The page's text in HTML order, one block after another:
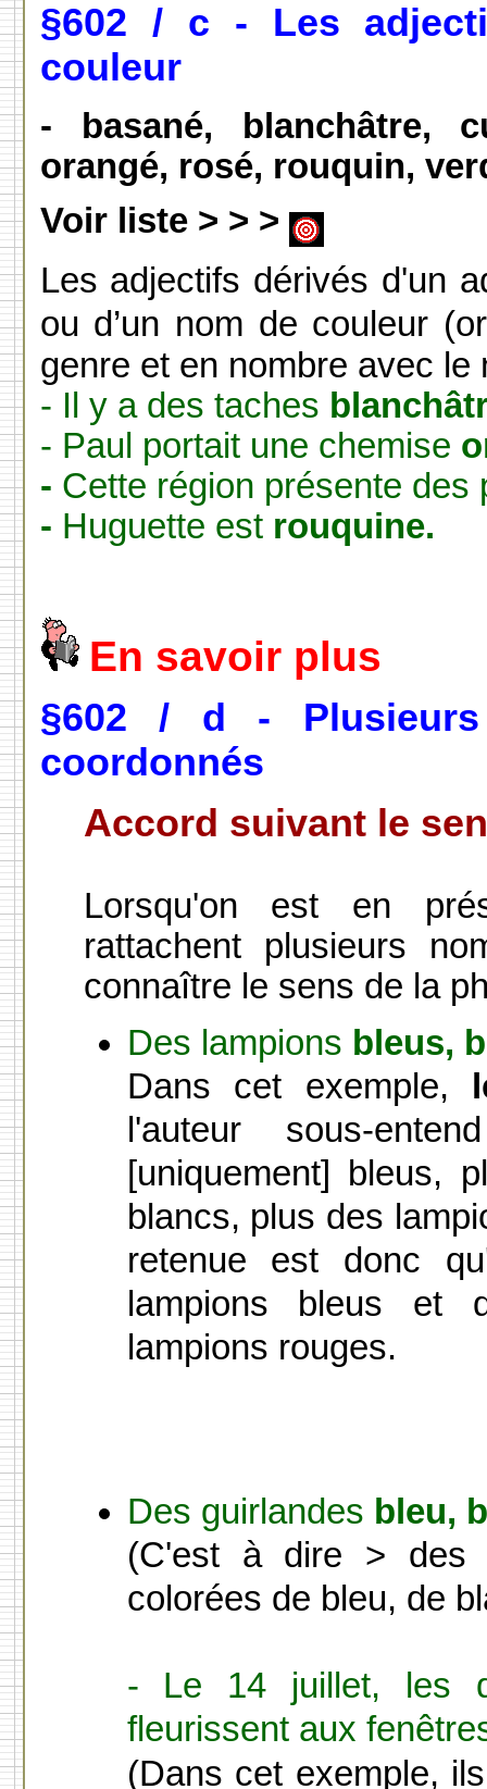
§602 / c - Les
couleur
- basané, blanchâtre,
orangé, rosé, rouquin,
Voir liste > > >
Les adjectifs dérivés d'un
ou d’un nom de couleur
genre et en nombre avec
- Il y a des taches
- Paul portait une chemise
- Cette région présente des
- Huguette est rouquine.
En savoir plus
§602 / d -
coordonnés
Accord suivant le
Lorsqu'on est en
rattachent plusieurs
connaître le sens de la
Des lampions bleus,
Dans cet exemple,
l'auteur sous-
[uniquement] bleus,
blancs, plus des
retenue est donc
lampions bleus et
lampions rouges.
Des guirlandes bleu,
(C'est à dire > des
colorées de bleu, de
- Le 14 juillet, les
fleurissent aux
(Dans cet exemple,